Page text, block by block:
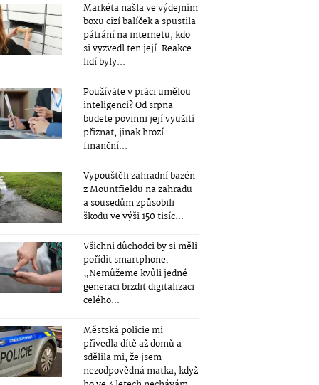
Markéta našla ve výdejním
boxu cizí balíček a spustila
pátrání na internetu, kdo
si vyzvedl ten její. Reakce
lidí byly...
Používáte v práci umělou
inteligenci? Od srpna
budete povinni její využití
přiznat, jinak hrozí
finanční...
Vypouštěli zahradní bazén
z Mountfieldu na zahradu
a sousedům způsobili
škodu ve výši 150 tisíc...
Všichni důchodci by si měli
pořídit smartphone.
„Nemůžeme kvůli jedné
generaci brzdit digitalizaci
celého...
Městská policie mi
přivedla dítě až domů a
sdělila mi, že jsem
nezodpovědná matka, když